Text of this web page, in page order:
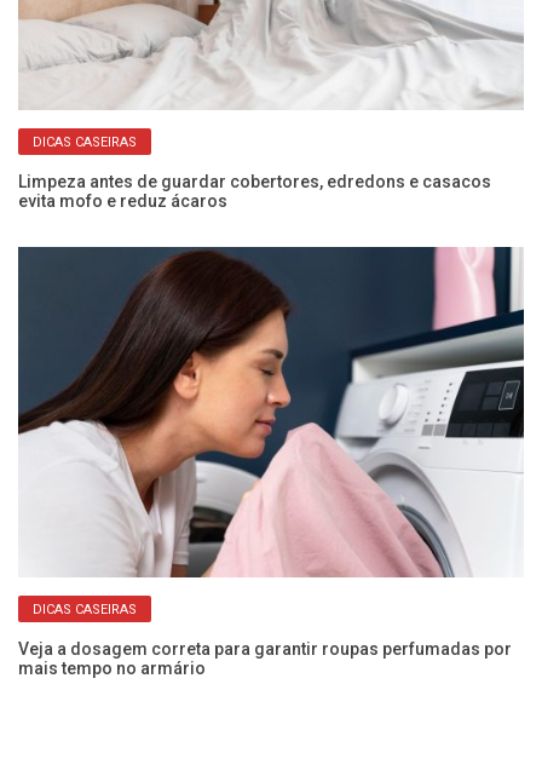
DICAS CASEIRAS
Limpeza antes de guardar cobertores, edredons e casacos
evita mofo e reduz ácaros
DICAS CASEIRAS
Veja a dosagem correta para garantir roupas perfumadas por
mais tempo no armário